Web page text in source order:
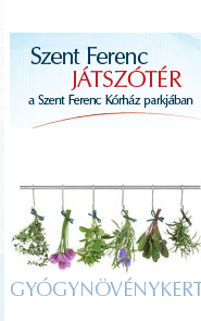
GYÓGYNÖVÉNYKERT